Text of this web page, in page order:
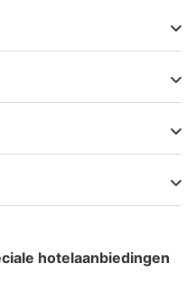
hotelaanbiedingen